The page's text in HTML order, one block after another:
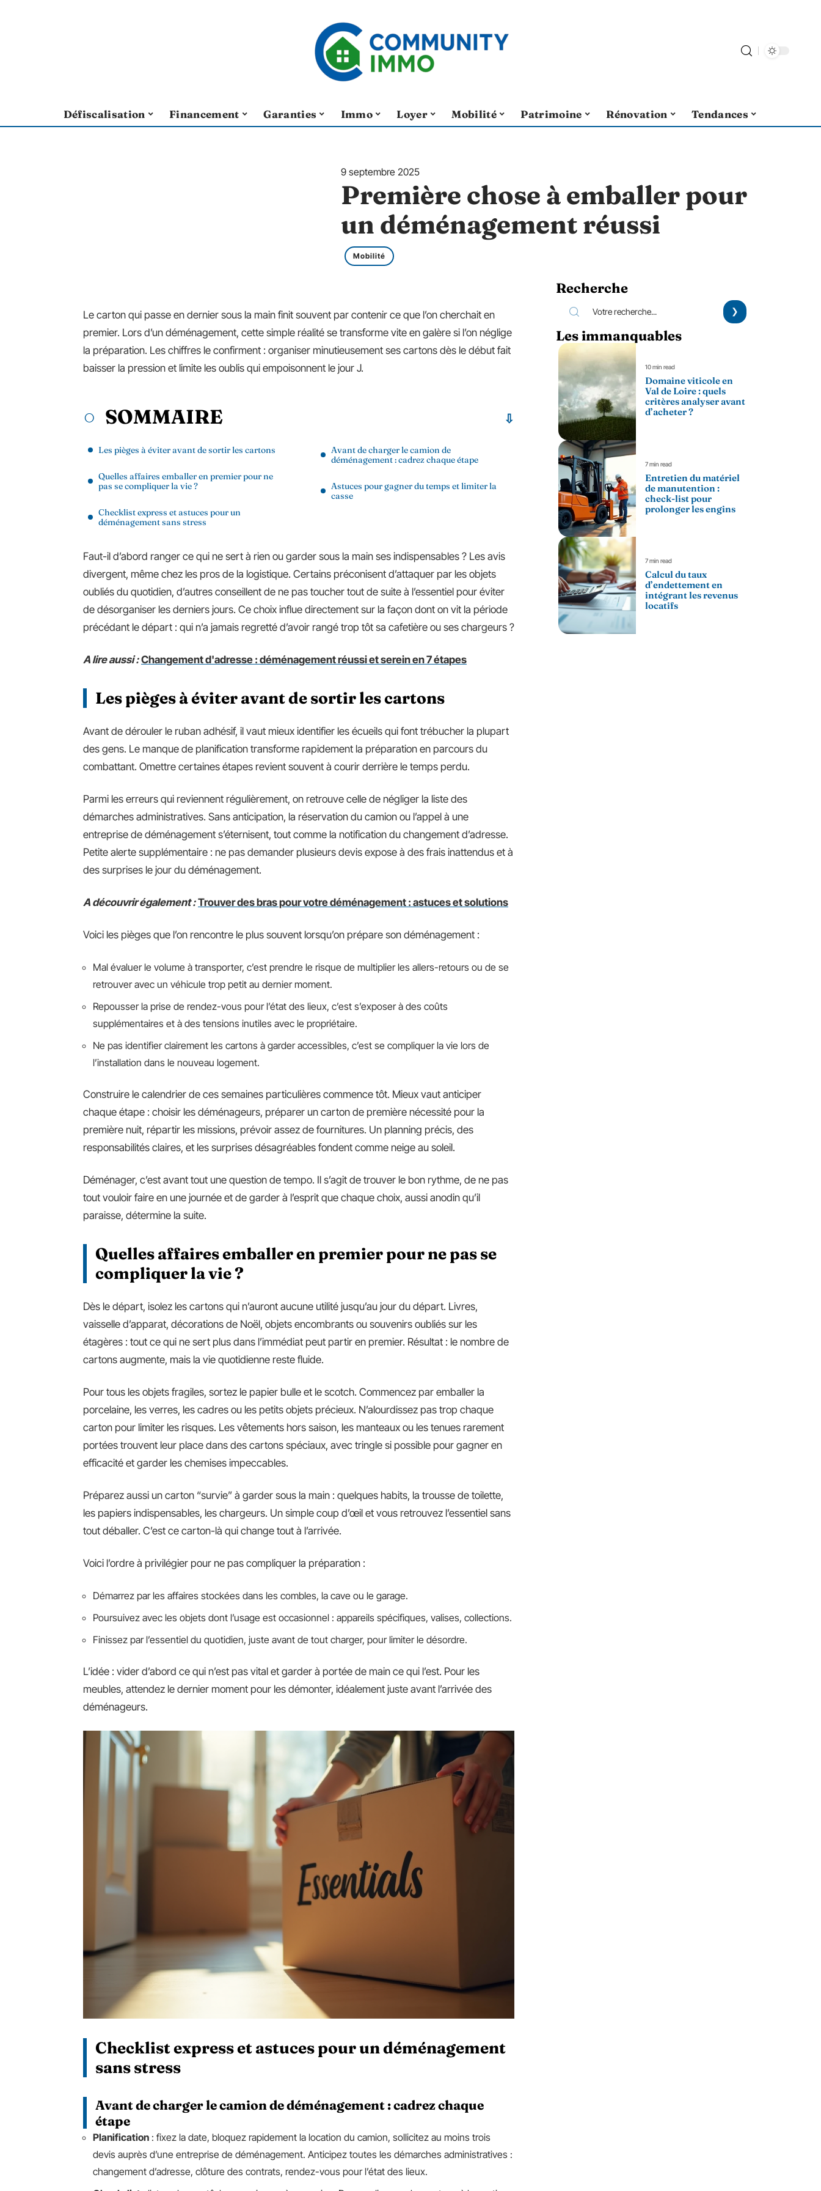
Défiscalisation Financement Garanties Immo Loyer Mobilité Patrimoine Rénovation Tendances
9 septembre 2025
Première chose à emballer pour
un déménagement réussi
Mobilité
Le carton qui passe en dernier sous la main finit souvent par contenir ce que l’on cherchait en
premier. Lors d’un déménagement, cette simple réalité se transforme vite en galère si l’on néglige
la préparation. Les chiffres le confirment : organiser minutieusement ses cartons dès le début fait
baisser la pression et limite les oublis qui empoisonnent le jour J.
SOMMAIRE
Les pièges à éviter avant de sortir les cartons
Quelles affaires emballer en premier pour ne
pas se compliquer la vie ?
Checklist express et astuces pour un
déménagement sans stress
Avant de charger le camion de
déménagement : cadrez chaque étape
Astuces pour gagner du temps et limiter la
casse
Faut-il d’abord ranger ce qui ne sert à rien ou garder sous la main ses indispensables ? Les avis
divergent, même chez les pros de la logistique. Certains préconisent d’attaquer par les objets
oubliés du quotidien, d’autres conseillent de ne pas toucher tout de suite à l’essentiel pour éviter
de désorganiser les derniers jours. Ce choix influe directement sur la façon dont on vit la période
précédant le départ : qui n’a jamais regretté d’avoir rangé trop tôt sa cafetière ou ses chargeurs ?
A lire aussi : Changement d'adresse : déménagement réussi et serein en 7 étapes
Les pièges à éviter avant de sortir les cartons
Avant de dérouler le ruban adhésif, il vaut mieux identifier les écueils qui font trébucher la plupart
des gens. Le manque de planification transforme rapidement la préparation en parcours du
combattant. Omettre certaines étapes revient souvent à courir derrière le temps perdu.
Parmi les erreurs qui reviennent régulièrement, on retrouve celle de négliger la liste des
démarches administratives. Sans anticipation, la réservation du camion ou l’appel à une
entreprise de déménagement s’éternisent, tout comme la notification du changement d’adresse.
Petite alerte supplémentaire : ne pas demander plusieurs devis expose à des frais inattendus et à
des surprises le jour du déménagement.
A découvrir également : Trouver des bras pour votre déménagement : astuces et solutions
Voici les pièges que l’on rencontre le plus souvent lorsqu’on prépare son déménagement :
Mal évaluer le volume à transporter, c’est prendre le risque de multiplier les allers-retours ou de se
retrouver avec un véhicule trop petit au dernier moment.
Repousser la prise de rendez-vous pour l’état des lieux, c’est s’exposer à des coûts
supplémentaires et à des tensions inutiles avec le propriétaire.
Ne pas identifier clairement les cartons à garder accessibles, c’est se compliquer la vie lors de
l’installation dans le nouveau logement.
Construire le calendrier de ces semaines particulières commence tôt. Mieux vaut anticiper
chaque étape : choisir les déménageurs, préparer un carton de première nécessité pour la
première nuit, répartir les missions, prévoir assez de fournitures. Un planning précis, des
responsabilités claires, et les surprises désagréables fondent comme neige au soleil.
Déménager, c’est avant tout une question de tempo. Il s’agit de trouver le bon rythme, de ne pas
tout vouloir faire en une journée et de garder à l’esprit que chaque choix, aussi anodin qu’il
paraisse, détermine la suite.
Quelles affaires emballer en premier pour ne pas se
compliquer la vie ?
Dès le départ, isolez les cartons qui n’auront aucune utilité jusqu’au jour du départ. Livres,
vaisselle d’apparat, décorations de Noël, objets encombrants ou souvenirs oubliés sur les
étagères : tout ce qui ne sert plus dans l’immédiat peut partir en premier. Résultat : le nombre de
cartons augmente, mais la vie quotidienne reste fluide.
Pour tous les objets fragiles, sortez le papier bulle et le scotch. Commencez par emballer la
porcelaine, les verres, les cadres ou les petits objets précieux. N’alourdissez pas trop chaque
carton pour limiter les risques. Les vêtements hors saison, les manteaux ou les tenues rarement
portées trouvent leur place dans des cartons spéciaux, avec tringle si possible pour gagner en
efficacité et garder les chemises impeccables.
Préparez aussi un carton “survie” à garder sous la main : quelques habits, la trousse de toilette,
les papiers indispensables, les chargeurs. Un simple coup d’œil et vous retrouvez l’essentiel sans
tout déballer. C’est ce carton-là qui change tout à l’arrivée.
Voici l’ordre à privilégier pour ne pas compliquer la préparation :
Démarrez par les affaires stockées dans les combles, la cave ou le garage.
Poursuivez avec les objets dont l’usage est occasionnel : appareils spécifiques, valises, collections.
Finissez par l’essentiel du quotidien, juste avant de tout charger, pour limiter le désordre.
L’idée : vider d’abord ce qui n’est pas vital et garder à portée de main ce qui l’est. Pour les
meubles, attendez le dernier moment pour les démonter, idéalement juste avant l’arrivée des
déménageurs.
Checklist express et astuces pour un déménagement
sans stress
Avant de charger le camion de déménagement : cadrez chaque
étape
Planification : fixez la date, bloquez rapidement la location du camion, sollicitez au moins trois
devis auprès d’une entreprise de déménagement. Anticipez toutes les démarches administratives :
changement d’adresse, clôture des contrats, rendez-vous pour l’état des lieux.
Recherche
Les immanquables
10 min read
Domaine viticole en
Val de Loire : quels
critères analyser avant
d’acheter ?
7 min read
Entretien du matériel
de manutention :
check-list pour
prolonger les engins
7 min read
Calcul du taux
d’endettement en
intégrant les revenus
locatifs